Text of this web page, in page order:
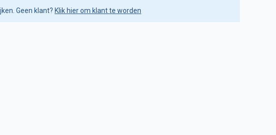
Geen klant? Klik hier om klant te worden